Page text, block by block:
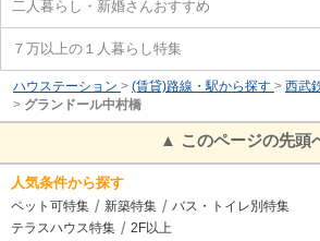
二人暮らし・新婚さんおすすめ
７万以上の１人暮らし特集
ハウステーション > (賃貸)路線・駅から探す > 西武
> グランドール中村橋
▲ このページの先頭
人気条件から探す
ペット可特集 新築特集
バス・トイレ別特集
テラスハウス特集
2F以上